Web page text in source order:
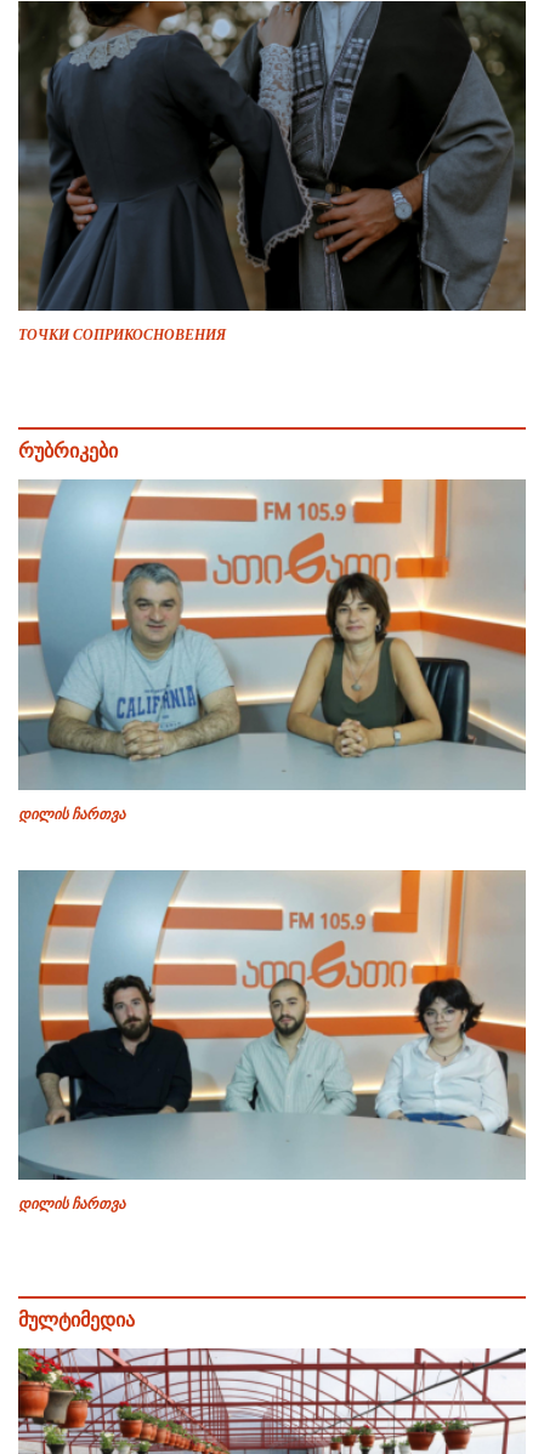
ТОЧКИ СОПРИКОСНОВЕНИЯ
რუბრიკები
დილის ჩართვა
დილის ჩართვა
მულტიმედია